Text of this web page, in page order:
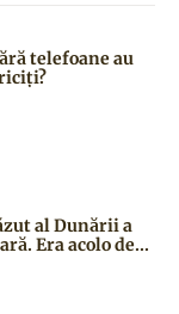
telefoane au
al Dunării a
Era acolo de...